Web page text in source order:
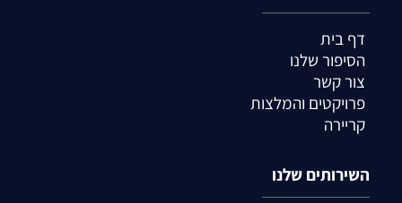
דף בית
הסיפור שלנו
צור קשר
פרויקטים והמלצות
קריירה
השירותים שלנו